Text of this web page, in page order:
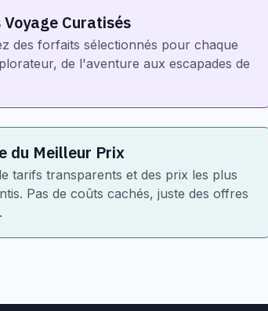
Curatisés
des forfaits sélectionnés pour chaque
de l'aventure aux escapades de
du Meilleur Prix
tarifs transparents et des prix les plus
Pas de coûts cachés, juste des offres